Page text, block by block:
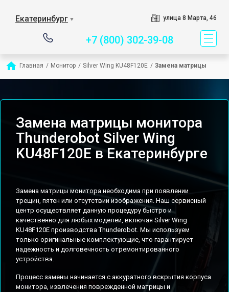
Екатеринбург ▼ улица 8 Марта, 46
+7 (800) 302-39-08
Главная / Монитор / Silver Wing KU48F120E / Замена матрицы
Замена матрицы монитора
Thunderobot Silver Wing
KU48F120E в Екатеринбурге
Замена матрицы монитора необходима при появлении
трещин, пятен или отсутствии изображения. Наш сервисный
центр осуществляет данную процедуру быстро и
качественно для любых моделей, включая Silver Wing
KU48F120E производства Thunderobot. Мы используем
только оригинальные комплектующие, что гарантирует
надежность и долговечность отремонтированного
устройства.
Процесс замены начинается с аккуратного вскрытия корпуса
монитора, извлечения поврежденной матрицы и